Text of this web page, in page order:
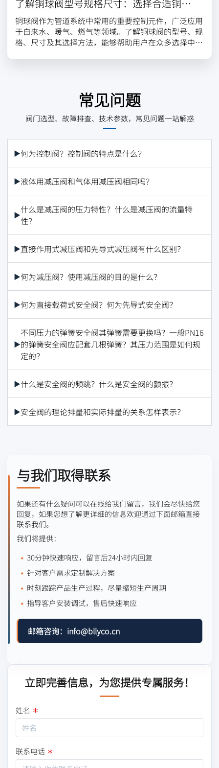
了解铜球阀型号规格尺寸：选择合适铜球
阀，保障工程安全高效
铜球阀作为管道系统中常用的重要控制元件，广泛应用
于自来水、暖气、燃气等领域。了解铜球阀的型号、规
格、尺寸及其选择方法，能够帮助用户在众多选择中找
常见问题
阀门选型、故障排查、技术参数，常见问题一站解惑
何为控制阀？控制阀的特点是什么？
液体用减压阀和气体用减压阀相同吗？
什么是减压阀的压力特性？什么是减压阀的流量特
性？
直接作用式减压阀和先导式减压阀有什么区别？
何为减压阀？使用减压阀的目的是什么？
何为直接载荷式安全阀？何为先导式安全阀？
不同压力的弹簧安全阀其弹簧需要更换吗？一般PN16
的弹簧安全阀应配套几根弹簧？其压力范围是如何规
定的？
什么是安全阀的频跳？什么是安全阀的颤振？
安全阀的理论排量和实际排量的关系怎样表示？
与我们取得联系
如果还有什么疑问可以在线给我们留言，我们会尽快给您
回复，如果您想了解更详细的信息欢迎通过下面邮箱直接
联系我们。
我们将提供：
30分钟快速响应，留言后24小时内回复
针对客户需求定制解决方案
时刻跟踪产品生产过程，尽量缩短生产周期
指导客户安装调试，售后快速响应
邮箱咨询：info@bllyco.cn
立即完善信息，为您提供专属服务！
姓名
联系电话